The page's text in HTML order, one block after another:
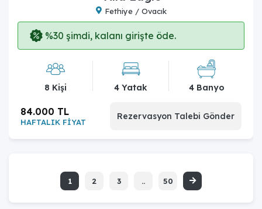
Fethiye / Ovacık
%30 şimdi, kalanı girişte öde.
8 Kişi 4 Yatak 4 Banyo
HAFTALIK FİYAT
84.000 TL Rezervasyon Talebi Gönder
1 2 3 .. 50